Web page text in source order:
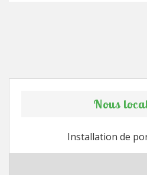
Nous
Installation de